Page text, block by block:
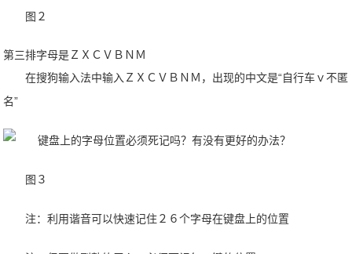
图２
第三排字母是ＺＸＣＶＢＮＭ
在搜狗输入法中输入ＺＸＣＶＢＮＭ，出现的中文是“自行车ｖ不匿
名”
图３
注：利用谐音可以快速记住２６个字母在键盘上的位置